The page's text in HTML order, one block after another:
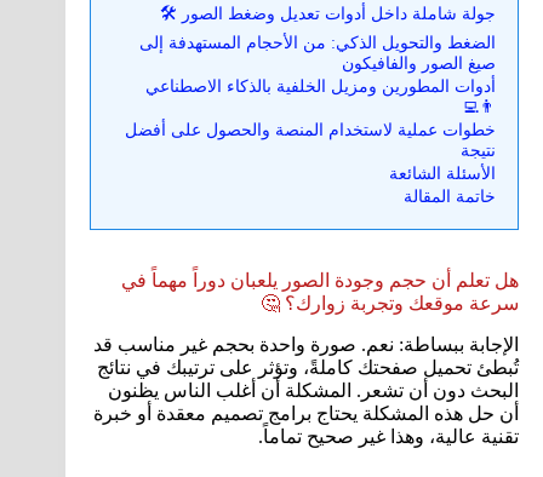
جولة شاملة داخل أدوات تعديل وضغط الصور 🛠️
الضغط والتحويل الذكي: من الأحجام المستهدفة إلى
صيغ الصور والفافيكون
أدوات المطورين ومزيل الخلفية بالذكاء الاصطناعي
👨‍💻
خطوات عملية لاستخدام المنصة والحصول على أفضل
نتيجة
الأسئلة الشائعة
خاتمة المقالة
هل تعلم أن حجم وجودة الصور يلعبان دوراً مهماً في
سرعة موقعك وتجربة زوارك؟ 🤔
الإجابة ببساطة: نعم. صورة واحدة بحجم غير مناسب قد
تُبطئ تحميل صفحتك كاملةً، وتؤثر على ترتيبك في نتائج
البحث دون أن تشعر. المشكلة أن أغلب الناس يظنون
أن حل هذه المشكلة يحتاج برامج تصميم معقدة أو خبرة
تقنية عالية، وهذا غير صحيح تماماً.